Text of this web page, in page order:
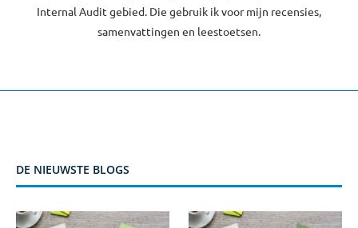
Internal Audit gebied. Die gebruik ik voor mijn recensies,
samenvattingen en leestoetsen.
DE NIEUWSTE BLOGS